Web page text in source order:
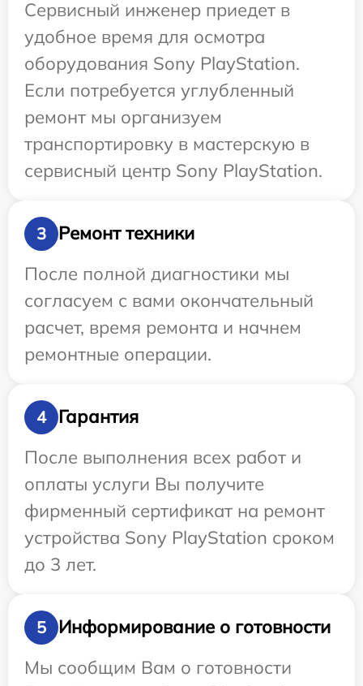
Сервисный инженер приедет в
удобное время для осмотра
оборудования Sony PlayStation.
Если потребуется углубленный
ремонт мы организуем
транспортировку в мастерскую в
сервисный центр Sony PlayStation.
3
Ремонт техники
После полной диагностики мы
согласуем с вами окончательный
расчет, время ремонта и начнем
ремонтные операции.
4
Гарантия
После выполнения всех работ и
оплаты услуги Вы получите
фирменный сертификат на ремонт
устройства Sony PlayStation сроком
до 3 лет.
5
Информирование о готовности
Мы сообщим Вам о готовности